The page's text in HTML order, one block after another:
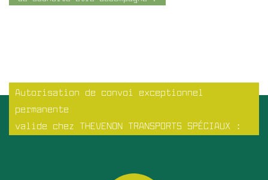
Autorisation de convoi exceptionnel
permanente
valide chez THEVENON TRANSPORTS SPÉCIAUX :